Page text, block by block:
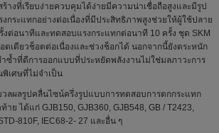
างที่เรียบง่ายควบคุมได้ง่ายมีความน่าเชื่อถือสูงและมีรูป
กระแทกอย่างต่อเนื่องที่มีประสิทธิภาพสูงช่วยให้ผู้ใช้ปลาย
งต่อนาทีและทดสอบแรงกระแทกต่อนาที 10 ครั้ง ชุด SKM
เดียวช็อตต่อเนื่องและช่วงช็อกได้ นอกจากนี้ยังตระหนัก
ซ้ำที่ดีการออกแบบที่ประหยัดพลังงานไม่ใช่มลภาวะการ
เศษที่ไม่จำเป็น
วลผลรูปคลื่นไซน์ครึ่งรูปแบบการทดสอบการตกกระแทก
ย ได้แก่ GJB150, GJB360, GJB548, GB / T2423,
810F, IEC68-2- 27 และอื่น ๆ